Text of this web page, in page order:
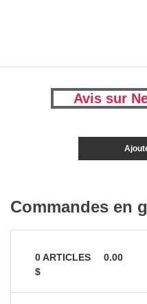
Avis sur
Commandes en
0ARTICLES
0.00
$